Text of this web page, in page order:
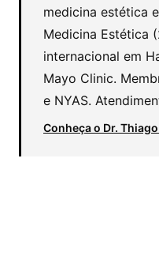
medicina estética
Medicina Estética
internacional em
Mayo Clinic.
e NYAS.
Conheça o Dr.